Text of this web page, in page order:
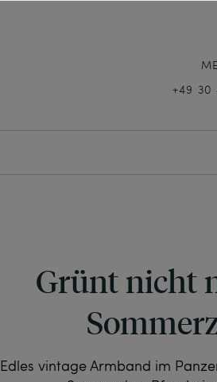
+49 30
Grünt nicht
Edles vintage Armband im